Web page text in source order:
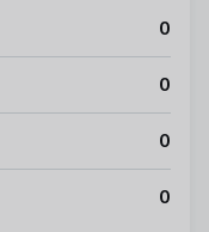
0
0
0
0